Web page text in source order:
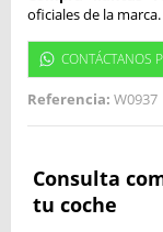
oficiales de la marca.
CONTÁCTANOS
Referencia: W0937
Consulta
tu coche